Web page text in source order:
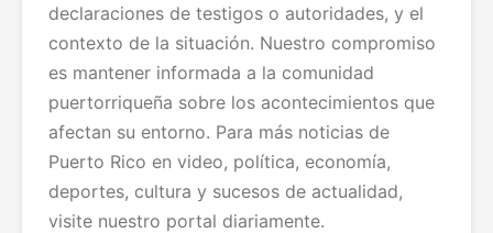
declaraciones de testigos o autoridades, y el
contexto de la situación. Nuestro compromiso
es mantener informada a la comunidad
puertorriqueña sobre los acontecimientos que
afectan su entorno. Para más noticias de
Puerto Rico en video, política, economía,
deportes, cultura y sucesos de actualidad,
visite nuestro portal diariamente.